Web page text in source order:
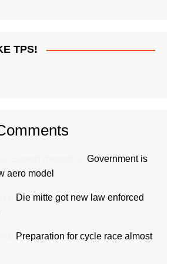
TPS!
Government is
aero model
Die mitte got new law enforced
Preparation for cycle race almost